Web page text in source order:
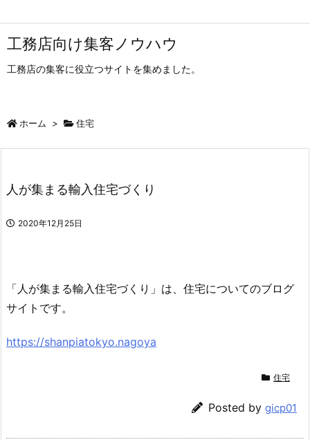
工務店向け集客ノウハウ
工務店の集客に役立つサイトを集めました。
ホーム > 住宅
人が集まる輸入住宅づくり
2020年12月25日
「人が集まる輸入住宅づくり」は、住宅についてのブログ
サイトです。
https://shanpiatokyo.nagoya
住宅
Posted by gicp01